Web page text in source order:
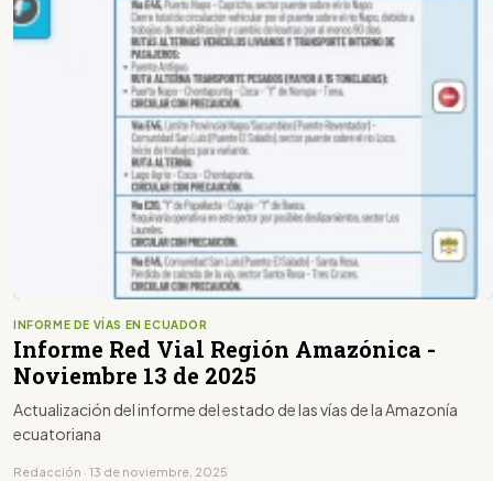
INFORME DE VÍAS EN ECUADOR
Informe Red Vial Región Amazónica -
Noviembre 13 de 2025
Actualización del informe del estado de las vías de la Amazonía
ecuatoriana
Redacción · 13 de noviembre, 2025